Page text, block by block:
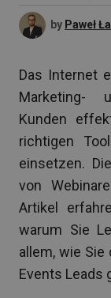
by Paweł
Das Internet
Marketing-
Kunden
richtigen
einsetzen.
von
Artikel
warum Sie
allem, wie Sie
Events Leads